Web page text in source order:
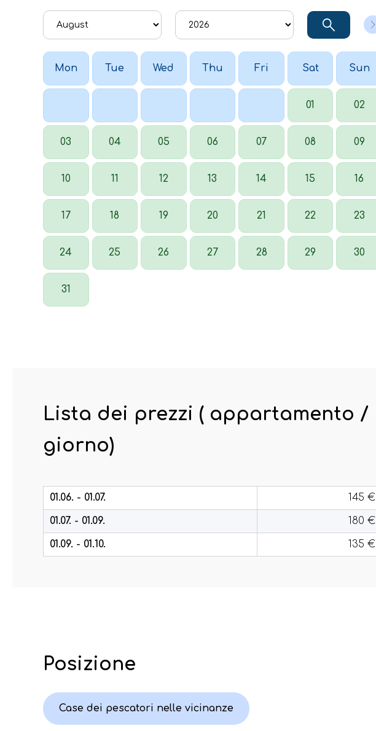
Mon Tue Wed Thu Fri Sat Sun
01 02
03 04 05 06 07 08 09
10 11 12 13 14 15 16
17 18 19 20 21 22 23
24 25 26 27 28 29 30
31
Lista dei prezzi ( appartamento /
giorno)
01.06. - 01.07. 145 €
01.07. - 01.09. 180 €
01.09. - 01.10. 135 €
Posizione
Case dei pescatori nelle vicinanze